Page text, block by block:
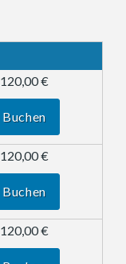
120,00 €
Buchen
120,00 €
Buchen
120,00 €